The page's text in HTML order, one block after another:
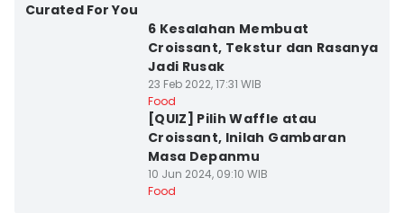
Curated For You
6 Kesalahan Membuat
Croissant, Tekstur dan Rasanya
Jadi Rusak
23 Feb 2022, 17:31 WIB
Food
[QUIZ] Pilih Waffle atau
Croissant, Inilah Gambaran
Masa Depanmu
10 Jun 2024, 09:10 WIB
Food